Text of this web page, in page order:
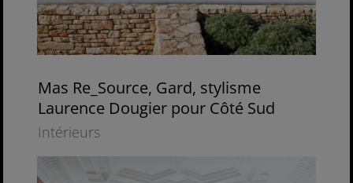
Mas Re_Source, Gard, stylisme
Laurence Dougier pour Côté Sud
Intérieurs